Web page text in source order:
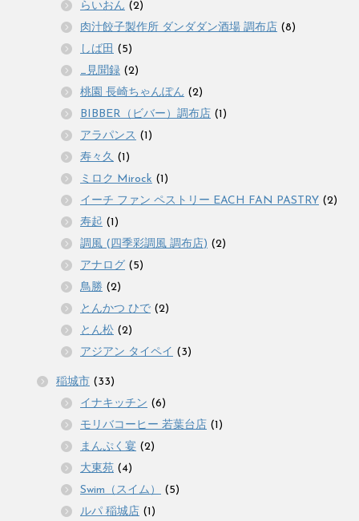
らいおん (2)
肉汁餃子製作所 ダンダダン酒場 調布店 (8)
しば田 (5)
_見聞録 (2)
桃園 長崎ちゃんぽん (2)
BIBBER（ビバー）調布店 (1)
アラパンス (1)
寿々久 (1)
ミロク Mirock (1)
イーチ ファン ペストリー EACH FAN PASTRY (2)
寿起 (1)
調風 (四季彩調風 調布店) (2)
アナログ (5)
鳥勝 (2)
とんかつ ひで (2)
とん松 (2)
アジアン タイペイ (3)
稲城市 (33)
イナキッチン (6)
モリバコーヒー 若葉台店 (1)
まんぷく宴 (2)
大東苑 (4)
Swim（スイム）
(5)
ルパ 稲城店 (1)